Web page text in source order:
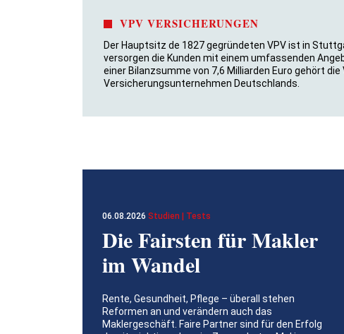
VPV VERSICHERUNGEN
Der Hauptsitz de 1827 gegründeten VPV ist in
versorgen die Kunden mit einem umfassenden
einer Bilanzsumme von 7,6 Milliarden Euro gehört
Versicherungsunternehmen Deutschlands.
06.08.2026 Studien | Tests
Die Fairsten für Makler
im Wandel
Rente, Gesundheit, Pflege – überall stehen
Reformen an und verändern auch das
Maklergeschäft. Faire Partner sind für den Erfolg